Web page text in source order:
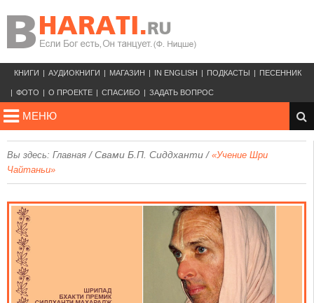
КНИГИ АУДИОКНИГИ МАГАЗИН IN ENGLISH ПОДКАСТЫ ПЕСЕННИК
ФОТО О ПРОЕКТЕ СПАСИБО ЗАДАТЬ ВОПРОС
МЕНЮ
Вы здесь: Главная /Свами Б.П. Сиддханти / «Учение Шри
Чайтаньи»